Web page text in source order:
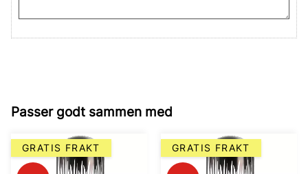
Passer godt sammen med
GRATIS FRAKT GRATIS FRAKT